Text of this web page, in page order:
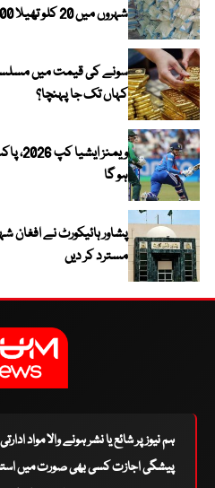
شہروں میں 20 کلو تھیلا 100 روپے تک مہنگا
سونے کی قیمت میں مسلسل
کہاں تک جا پہنچا؟
ویمنز
ہو گا
پشاور ہائیکورٹ نے
مسترد کر دیں
ہم نیوز پر شائع یا نشر ہونے والا مواد
پیشگی اجازت کسی بھی صورت میں